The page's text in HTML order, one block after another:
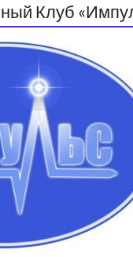
Клуб